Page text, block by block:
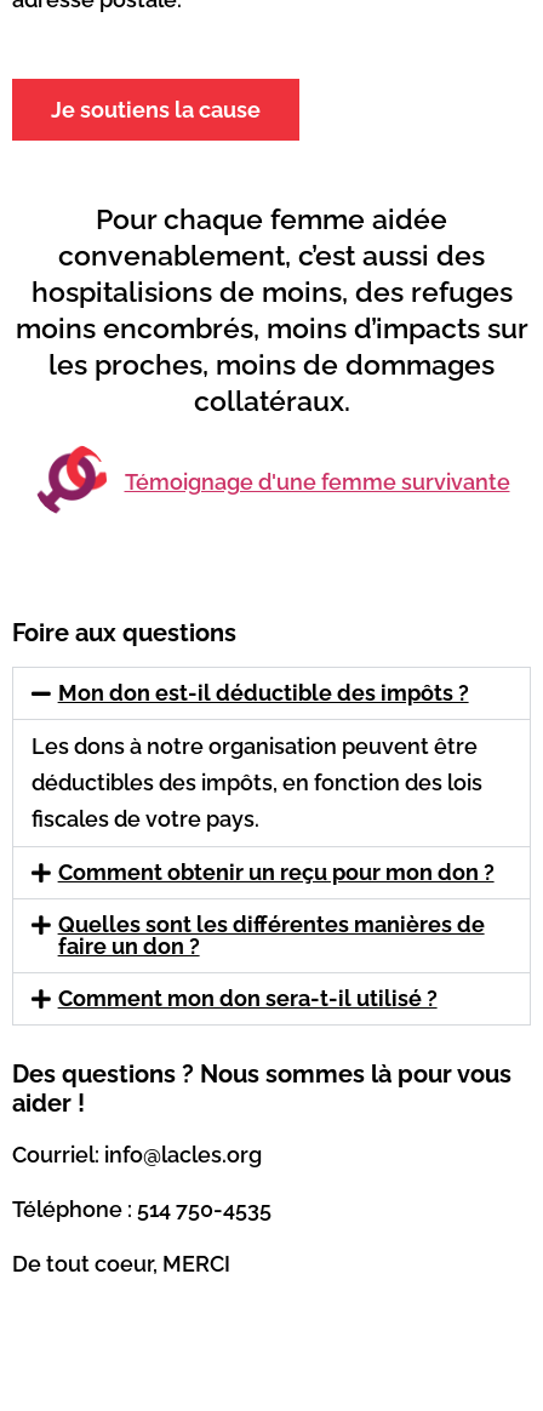
Je soutiens la cause
Pour chaque femme aidée
convenablement, c’est aussi des
hospitalisions de moins, des refuges
moins encombrés, moins d’impacts sur
les proches, moins de dommages
collatéraux.
Témoignage d'une femme survivante
Foire aux questions
Mon don est-il déductible des impôts ?
Les dons à notre organisation peuvent être
déductibles des impôts, en fonction des lois
fiscales de votre pays.
Comment obtenir un reçu pour mon don ?
Quelles sont les différentes manières de
faire un don ?
Comment mon don sera-t-il utilisé ?
Des questions ? Nous sommes là pour vous
aider !
Courriel: info@lacles.org
Téléphone : 514 750-4535
De tout coeur, MERCI